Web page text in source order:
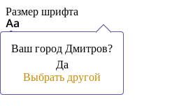
Размер шрифта
Цвет фона и шрифта
Ваш город Дмитров?
Да
Выбрать другой
Ваш город Дмитров?
Да
Выбрать другой